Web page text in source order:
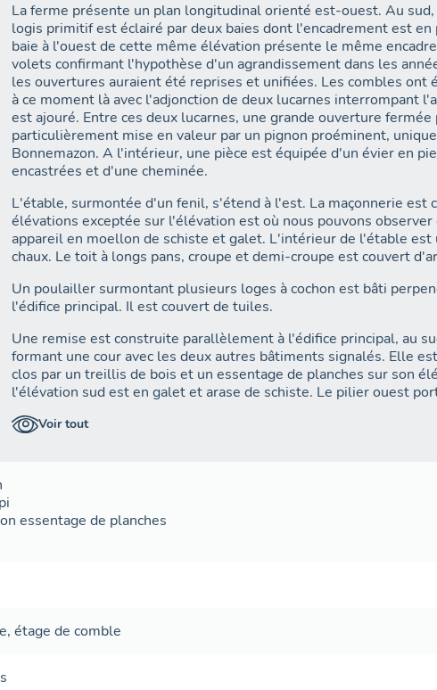
La ferme présente un plan longitudinal orienté est-ouest. Au
logis primitif est éclairé par deux baies dont l'encadrement est
baie à l'ouest de cette même élévation présente le même
volets confirmant l'hypothèse d'un agrandissement dans les
les ouvertures auraient été reprises et unifiées. Les combles ont
à ce moment là avec l'adjonction de deux lucarnes interrompant
est ajouré. Entre ces deux lucarnes, une grande ouverture
particulièrement mise en valeur par un pignon proéminent,
Bonnemazon. A l'intérieur, une pièce est équipée d'un évier en
encastrées et d'une cheminée.
L'étable, surmontée d'un fenil, s'étend à l'est. La maçonnerie est
élévations exceptée sur l'élévation est où nous pouvons observer
appareil en moellon de schiste et galet. L'intérieur de l'étable
chaux. Le toit à longs pans, croupe et demi-croupe est couvert
Un poulailler surmontant plusieurs loges à cochon est bâti
l'édifice principal. Il est couvert de tuiles.
Une remise est construite parallèlement à l'édifice principal, au
formant une cour avec les deux autres bâtiments signalés. Elle
clos par un treillis de bois et un essentage de planches sur son
l'élévation sud est en galet et arase de schiste. Le pilier ouest
Voir tout
essentage de planches
,étage de comble